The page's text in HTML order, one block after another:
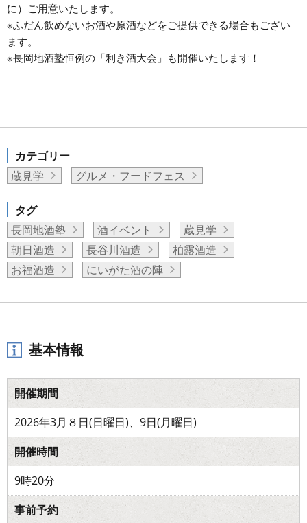
に）ご用意いたします。
※ふだん飲めないお酒や原酒などをご提供できる場合もござい
ます。
※長岡地酒塾恒例の「利き酒大会」も開催いたします！
カテゴリー
蔵見学
グルメ・フードフェス
タグ
長岡地酒塾
酒イベント
蔵見学
朝日酒造
長谷川酒造
柏露酒造
お福酒造
にいがた酒の陣
基本情報
開催期間
2026年3月８日(日曜日)、9日(月曜日)
開催時間
9時20分
事前予約